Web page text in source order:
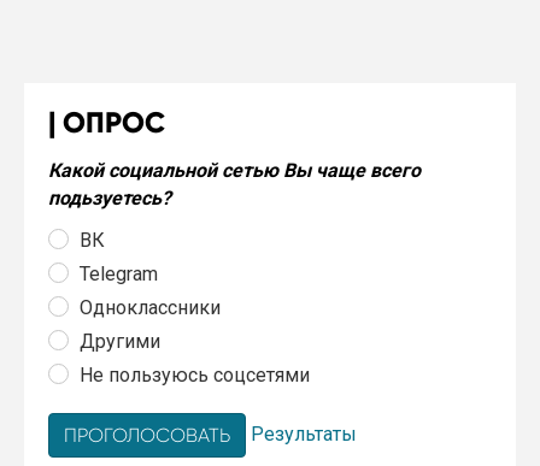
ОПРОС
Какой социальной сетью Вы чаще всего
подьзуетесь?
ВК
Telegram
Одноклассники
Другими
Не пользуюсь соцсетями
Результаты